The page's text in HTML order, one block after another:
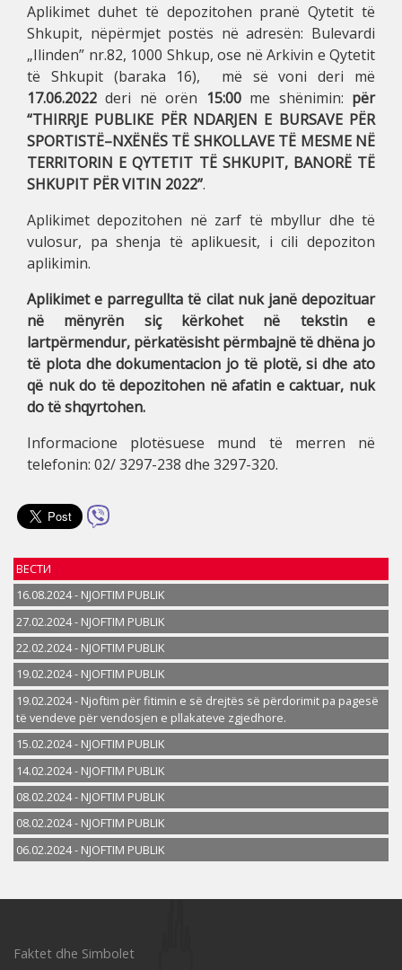
Aplikimet duhet të depozitohen pranë Qytetit të
Shkupit, nëpërmjet postës në adresën: Bulevardi
„Ilinden” nr.82, 1000 Shkup, ose në Arkivin e Qytetit
të Shkupit (baraka 16), më së voni deri më
17.06.2022 deri në orën 15:00me shënimin: për
“THIRRJE PUBLIKE PËR NDARJEN E BURSAVE PËR
SPORTISTË–NXËNËS TË SHKOLLAVE TË MESME NË
TERRITORIN E QYTETIT TË SHKUPIT, BANORË TË
SHKUPIT PËR VITIN 2022”.
Aplikimet depozitohen në zarf të mbyllur dhe të
vulosur, pa shenja të aplikuesit, i cili depoziton
aplikimin.
Aplikimet e parregullta të cilat nuk janë depozituar
në mënyrën siç kërkohet në tekstin e
lartpërmendur, përkatësisht përmbajnë të dhëna jo
të plota dhe dokumentacion jo të plotë, si dhe ato
që nuk do të depozitohen në afatin e caktuar, nuk
do të shqyrtohen.
Informacione plotësuese mund të merren në
telefonin: 02/ 3297-238 dhe 3297-320.
ВЕСТИ
16.08.2024 - NJOFTIM PUBLIK
27.02.2024 - NJOFTIM PUBLIK
22.02.2024 - NJOFTIM PUBLIK
19.02.2024 - NJOFTIM PUBLIK
19.02.2024 - Njoftim për fitimin e së drejtës së përdorimit pa pagesë
të vendeve për vendosjen e pllakateve zgjedhore.
15.02.2024 - NJOFTIM PUBLIK
14.02.2024 - NJOFTIM PUBLIK
08.02.2024 - NJOFTIM PUBLIK
08.02.2024 - NJOFTIM PUBLIK
06.02.2024 - NJOFTIM PUBLIK
Faktet dhe Simbolet